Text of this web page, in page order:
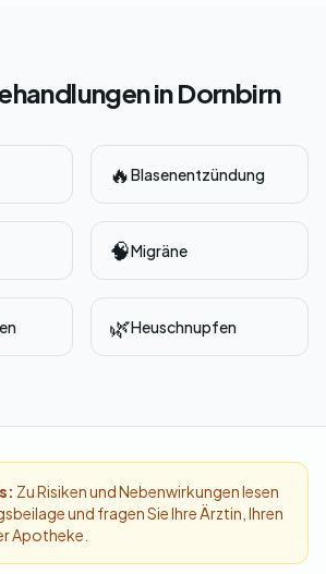
in Dornbirn
🔥Blasenentzündung
🧠Migräne
🌿Heuschnupfen
Zu Risiken und Nebenwirkungen lesen
und fragen Sie Ihre Ärztin, Ihren
Apotheke.